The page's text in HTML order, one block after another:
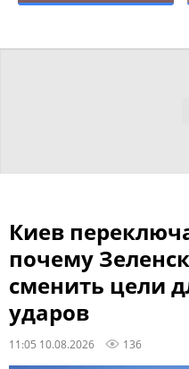
Киев
почему
сменить цели
ударов
11:05 10.08.2026 136